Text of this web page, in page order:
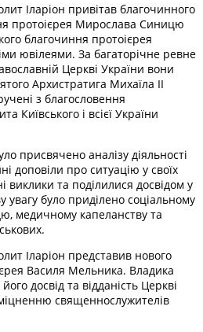
Іларіон привітав благочинного
протоієрея Мирослава Синицю
благочиння протоієрея
ювілеями. За багаторічне ревне
Церкві України вони
Архистратига Михаїла ІІ
з благословення
Київського і всієї України
присвячено аналізу діяльності
доповіли про ситуацію у своїх
виклики та поділилися досвідом у
увагу було приділено соціальному
медичному капеланству та
Іларіон представив нового
Василя Мельника. Владика
досвід та відданість Церкві
священнослужителів